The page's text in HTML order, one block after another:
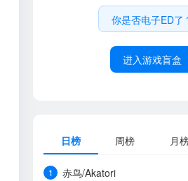
你是否电子ED了
进入游戏盲盒
日榜 周榜 月
1 赤鸟/Akatori